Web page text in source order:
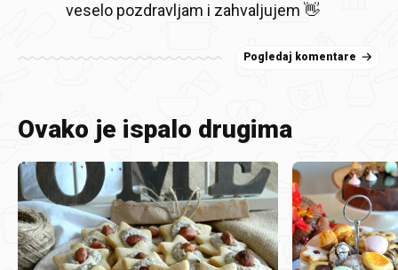
veselo pozdravljam i zahvaljujem 👋
Pogledaj komentare
Ovako je ispalo drugima